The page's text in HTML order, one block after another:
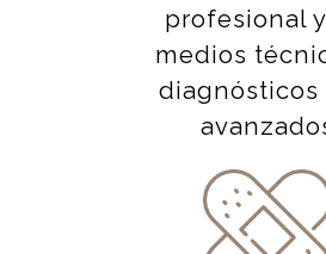
profesional
medios
diagnósticos